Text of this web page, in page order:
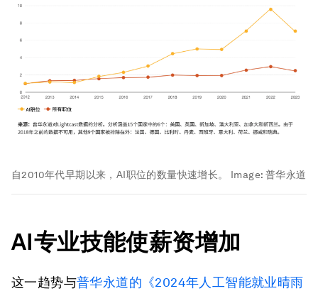
自2010年代早期以来，AI职位的数量快速增长。 Image: 普华永道
AI专业技能使薪资增加
这一趋势与普华永道的《2024年人工智能就业晴雨